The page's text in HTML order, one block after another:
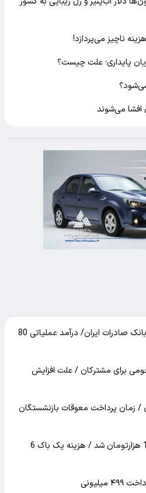
ناچیز می‌پردازد!
پایداری؛ علت چیست؟
افشا می‌شوند
تغییر مثبت در عملکرد مالی بانک صادرات ایران/ درآمد عملیاتی 80
برای مشترکان / علت افزایش
/ زمان پرداخت معوقات بازنشستگان
نرخ بنزین در تهران لیتری 130 هزارتومان شد / هزینه یک باک 6